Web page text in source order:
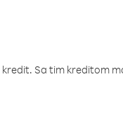
Sa tim kreditom